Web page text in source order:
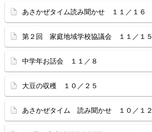
あさかぜタイム読み聞かせ １１／１６
第２回 家庭地域学校協議会 １１／１５
中学年お話会 １１／８
大豆の収穫 １０／２５
あさかぜタイム 読み聞かせ １０／１２